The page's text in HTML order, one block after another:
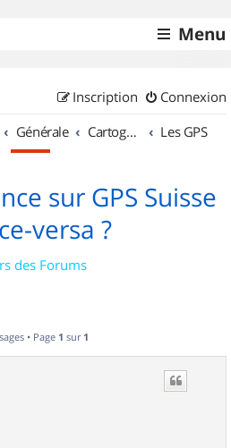
Menu
Connexion
Inscription
Générale Cartographie et GPS Les GPS
sur GPS Suisse
versa ?
des Forums
• Page 1 sur 1